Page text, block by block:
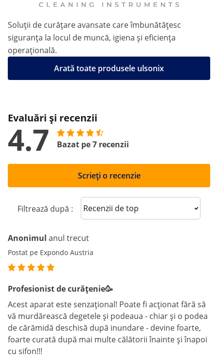
Soluții de curățare avansate care îmbunătățesc
siguranța la locul de muncă, igiena și eficiența
operațională.
Arată toate produsele ulsonix
Evaluări și recenzii
4.7 Bazat pe 7 recenzii
Scrieți o recenzie
Filtrează după : Sort reviews
Anonimul anul trecut
Postat pe Expondo Austria
Profesionist de curățenie🥳
Acest aparat este senzațional! Poate fi acționat fără să
vă murdărească degetele și podeaua - chiar și o podea
de cărămidă deschisă după inundare - devine foarte,
foarte curată după mai multe călătorii înainte și înapoi
cu sifon!!!